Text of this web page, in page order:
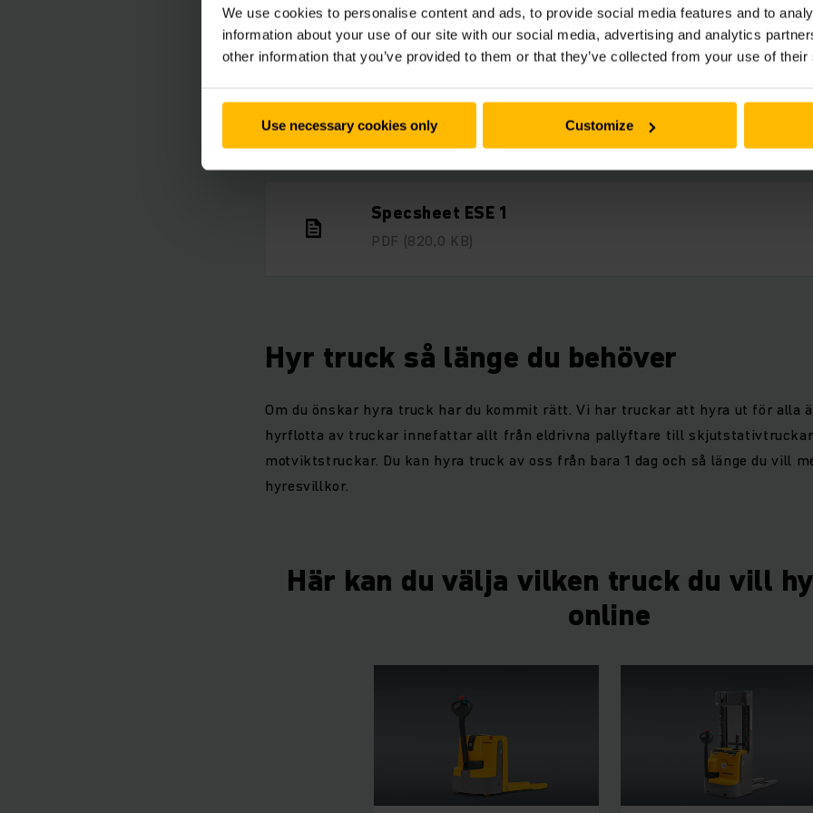
We use cookies to personalise content and ads, to provide social media features and to
information about your use of our site with our social media, advertising and analytics
other information that you’ve provided to them or that they’ve collected from your use of
Use necessary cookies only Customize
Nedladdningar
Factsheet ESE 1
PDF(1,2 MB)
Specsheet ESE 1
PDF (820,0 KB)
Hyr truck så länge du behöver
Om du önskar hyra truck har du kommit rätt. Vi har truckar att hyra ut för alla
hyrflotta av truckar innefattar allt från eldrivna pallyftare till
motviktstruckar. Du kan hyra truck av oss från bara 1 dag och så länge du vill
hyresvillkor.
Här kan du välja vilken truck du vill
online